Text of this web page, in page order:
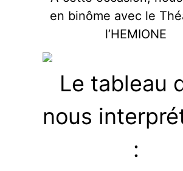
en binôme avec le
l’HEMIONE
Le tableau
nous
: